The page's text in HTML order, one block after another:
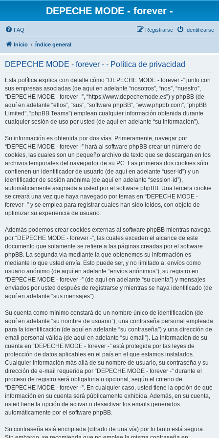
DEPECHE MODE - forever -
FAQ Identificarse
Registrarse
Inicio Índice general
DEPECHE MODE - forever - - Política de privacidad
Esta política explica con detalle cómo “DEPECHE MODE - forever -” junto con
sus empresas asociadas (de aquí en adelante “nosotros”, “nos”, “nuestro”,
“DEPECHE MODE - forever -”, “https://www.depechemode.es”) y phpBB (de
aquí en adelante “ellos”, “sus”, “software phpBB”, “www.phpbb.com”, “phpBB
Limited”, “phpBB Teams”) emplean cualquier información obtenida durante
cualquier sesión de uso por usted (de aquí en adelante “su información”).
Su información es obtenida por dos vías. Primeramente, navegar por
“DEPECHE MODE - forever -” hará al software phpBB crear un número de
cookies, las cuales son un pequeño archivo de texto que se descargan en los
archivos temporales del navegador de su PC. Las primeras dos cookies sólo
contienen un identificador de usuario (de aquí en adelante “user-id”) y un
identificador de sesión anónima (de aquí en adelante “session-id”),
automáticamente asignada a usted por el software phpBB. Una tercera cookie
se creará una vez que haya navegado por temas en “DEPECHE MODE -
forever -” y se emplea para registrar cuales han sido leídos, con objeto de
optimizar su experiencia de usuario.
Además podemos crear cookies externas al software phpBB mientras navega
por “DEPECHE MODE - forever -”, las cuales exceden el alcance de este
documento que solamente se refiere a las páginas creadas por el software
phpBB. La segunda vía mediante la que obtenemos su información es
mediante lo que usted envía. Esto puede ser, y no limitado a: envíos como
usuario anónimo (de aquí en adelante “envíos anónimos”), su registro en
“DEPECHE MODE - forever -” (de aquí en adelante “su cuenta”) y mensajes
enviados por usted después de registrarse y mientras se haya identificado (de
aquí en adelante “sus mensajes”).
Su cuenta como mínimo constará de un nombre único de identificación (de
aquí en adelante “su nombre de usuario”), una contraseña personal empleada
para la identificación (de aquí en adelante “su contraseña”) y una dirección de
email personal válida (de aquí en adelante “su email”). La información de su
cuenta en “DEPECHE MODE - forever -” está protegida por las leyes de
protección de datos aplicables en el país en el que estamos instalados.
Cualquier información más allá de su nombre de usuario, su contraseña y su
dirección de e-mail requerida por “DEPECHE MODE - forever -” durante el
proceso de registro será obligatoria u opcional, según el criterio de
“DEPECHE MODE - forever -”. En cualquier caso, usted tiene la opción de qué
información en su cuenta será públicamente exhibida. Además, en su cuenta,
usted tiene la opción de activar o desactivar los emails generados
automáticamente por el software phpBB.
Su contraseña está encriptada (cifrado de una vía) por lo tanto está segura.